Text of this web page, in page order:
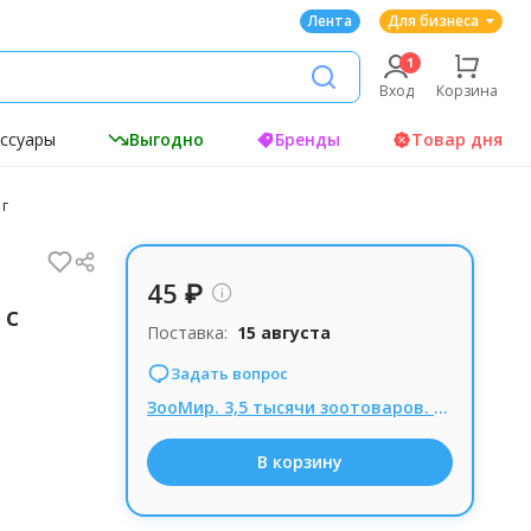
Лента Для бизнеса
Вход Корзина
Выгодно Бренды Товар дня
45 ₽
Поставка: 15 августа
Задать вопрос
ЗооМир. 3,5 тысячи зоотоваров. Омега NEO - вкус и забота в одной таблетке
В корзину